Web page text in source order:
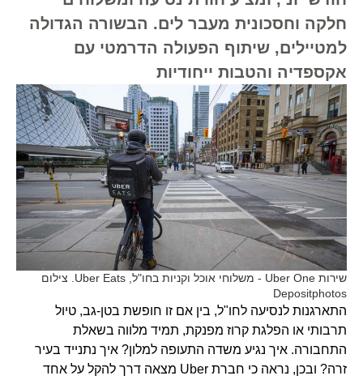
חלקה וחסכונית מעבר לים. הבשורה הגדולה
למטיילים, שיתוף הפעולה הדרמטי עם
אקספדיה והטבות ייחודיות
שירות Uber One - משלוחי אוכל וקניות בחו"ל, Uber Eats. צילום
Depositphotos
התארגנות לנסיעה לחו"ל, בין אם זו חופשת בטן-גב, טיול
תרבותי או הפלגת קרוז מפנקת, תמיד מלווה בשאלת
התחבורה. איך נגיע משדה התעופה למלון? איך נתנייד בעיר
זרה? ובכן, נראה כי חברת Uber מצאה דרך להקל על אחד